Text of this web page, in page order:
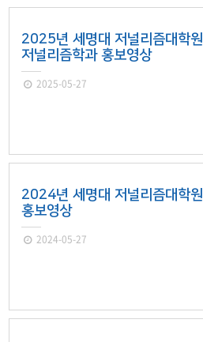
2025년 세명대 저널리즘대학원
저널리즘학과 홍보영상
2025-05-27
2024년 세명대 저널리즘대학원
홍보영상
2024-05-27